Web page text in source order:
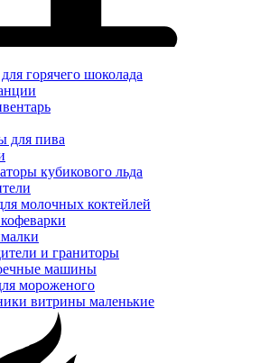
горячего шоколада
для пива
кубикового льда
молочных коктейлей
и граниторы
машины
мороженого
витрины маленькие